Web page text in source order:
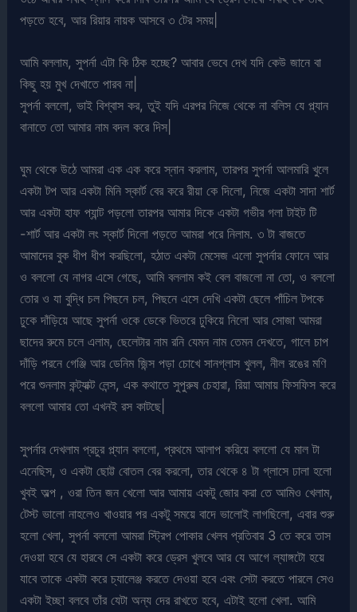
পড়তে হবে, আর রিয়ার নায়ক আসবে ৩ টের সময়|
আমি বললাম, সুপর্না এটা কি ঠিক হচ্ছে? আবার ভেবে দেখ যদি কেউ জানে বা
কিছু হয় মুখ দেখাতে পারব না|
সুপর্না বললো, ভাই বিশ্বাস কর, তুই যদি এরপর নিজে থেকে না বলিস যে প্ল্যান
বানাতে তো আমার নাম বদল করে দিস|
ঘুম থেকে উঠে আমরা এক এক করে স্নান করলাম, তারপর সুপর্না আলমারি খুলে
একটা টপ আর একটা মিনি স্কার্ট বের করে রীয়া কে দিলো, নিজে একটা সাদা শার্ট
আর একটা হাফ প্যান্ট পড়লো তারপর আমার দিকে একটা গভীর গলা টাইট টি
-শার্ট আর একটা লং স্কার্ট দিলো পড়তে আমরা পরে নিলাম. ৩ টা বাজতে
আমাদের বুক ধীপ ধীপ করছিলো, হঠাত একটা মেসেজ এলো সুপর্নার ফোনে আর
ও বললো যে নাগর এসে গেছে, আমি বললাম কই বেল বাজলো না তো, ও বললো
তোর ও যা বুদ্ধি চল পিছনে চল, পিছনে এসে দেখি একটা ছেলে পাঁচিল টপকে
ঢুকে দাঁড়িয়ে আছে সুপর্না ওকে ডেকে ভিতরে ঢুকিয়ে নিলো আর সোজা আমরা
ছাদের রুমে চলে এলাম, ছেলেটার নাম রনি যেমন নাম তেমন দেখতে, গালে চাপ
দাঁড়ি পরনে গেঞ্জি আর ডেনিম জিন্স পড়া চোখে সানগ্লাস খুলল, নীল রঙের মণি
পরে শুনলাম কন্ট্যাক্ট লেন্স, এক কথাতে সুপুরুষ চেহারা, রিয়া আমায় ফিসফিস করে
বললো আমার তো এখনই রস কাটছে|
সুপর্নার দেখলাম প্রচুর প্ল্যান বললো, প্রথমে আলাপ করিয়ে বললো যে মাল টা
এনেছিস, ও একটা ছোট্ট বোতল বের করলো, তার থেকে ৪ টা গ্লাসে ঢালা হলো
খুবই অল্প , ওরা তিন জন খেলো আর আমায় একটু জোর করা তে আমিও খেলাম,
টেস্ট ভালো নাহলেও খাওয়ার পর একটু সময়ে বাদে ভালোই লাগছিলো, এবার শুরু
হলো খেলা, সুপর্না বললো আমরা স্ট্রিপ পোকার খেলব প্রতিবার 3 তে করে তাস
দেওয়া হবে যে হারবে সে একটা করে ড্রেস খুলবে আর যে আগে ল্যাঙ্গটো হয়ে
যাবে তাকে একটা করে চ্যালেঞ্জ করতে দেওয়া হবে এবং সেটা করতে পারলে সেও
একটা ইচ্ছা বলবে তাঁর যেটা অন্য দের রাখতে হবে, এটাই হলো খেলা. আমি